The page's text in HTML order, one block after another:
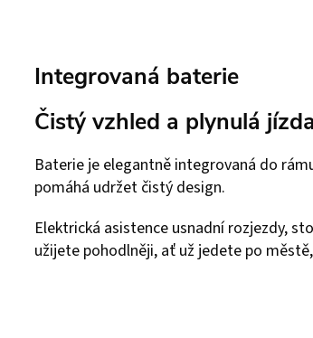
Integrovaná baterie
Čistý vzhled a plynulá jízda
Baterie je elegantně integrovaná do
pomáhá udržet čistý design.
Elektrická asistence usnadní rozjezdy,
užijete pohodlněji, ať už jedete po